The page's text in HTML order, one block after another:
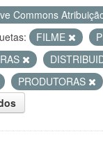
Commons
FILME
PRODUTORAS